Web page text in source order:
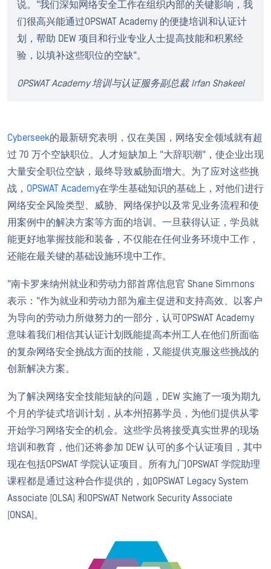
说。"我们深知网络安全工作在组织内部的关键影响，我
们很高兴能通过OPSWAT Academy 的便捷培训和认证计
划，帮助 DEW 项目和行业专业人士提高技能和积累经
验，以填补这些职位的空缺"。
OPSWAT Academy 培训与认证服务副总裁 Irfan Shakeel
Cyberseek的最新研究表明，仅在美国，网络安全领域就有超
过 70 万个空缺职位。人才短缺加上 "大辞职潮"，使企业出现
大量安全职位空缺，最终导致威胁面增大。为了应对这些挑
战， OPSWAT Academy在学生基础知识的基础上，对他们进行
网络安全风险类型、威胁、网络保护以及常见业务流程和使
用案例中的解决方案等方面的培训。一旦获得认证，学员就
能更好地掌握技能和装备，不仅能在任何业务环境中工作，
还能在最关键的基础设施环境中工作。
"南卡罗来纳州就业和劳动力部首席信息官 Shane Simmons
表示："作为就业和劳动力部为雇主促进和支持高效、以客户
为导向的劳动力所做努力的一部分，认可OPSWAT Academy
意味着我们相信其认证计划既能提高本州工人在他们所面临
的复杂网络安全挑战方面的技能，又能提供克服这些挑战的
创新解决方案。
为了解决网络安全技能短缺的问题，DEW 实施了一项为期九
个月的学徒式培训计划，从本州招募学员，为他们提供从零
开始学习网络安全的机会。这些学员将接受真实世界的现场
培训和教育，他们还将参加 DEW 认可的多个认证项目，其中
现在包括OPSWAT 学院认证项目。所有九门OPSWAT 学院助理
课程都是通过这种合作提供的，如OPSWAT Legacy System
Associate (OLSA) 和OPSWAT Network Security Associate
(ONSA)。